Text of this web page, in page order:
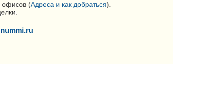
офисов (Адреса и как добраться).